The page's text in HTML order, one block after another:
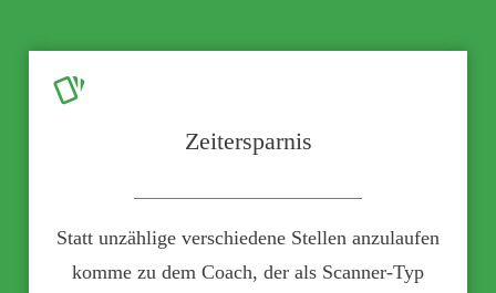
Zeitersparnis
Statt unzählige verschiedene Stellen anzulaufen
komme zu dem Coach, der als Scanner-Typ